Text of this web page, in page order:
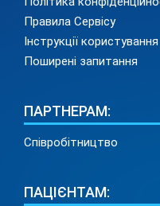
Правила Сервісу
Інструкції
Поширені запитання
ПАРТНЕРАМ:
Співробітництво
ПАЦІЄНТАМ: